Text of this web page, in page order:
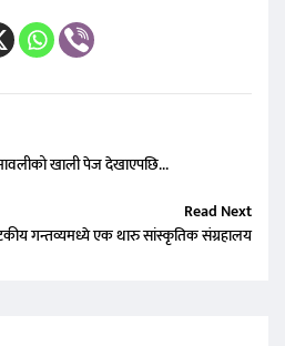
खाली पेज देखाएपछि…
Read Next
गन्तव्यमध्ये एक थारु सांस्कृतिक संग्रहालय